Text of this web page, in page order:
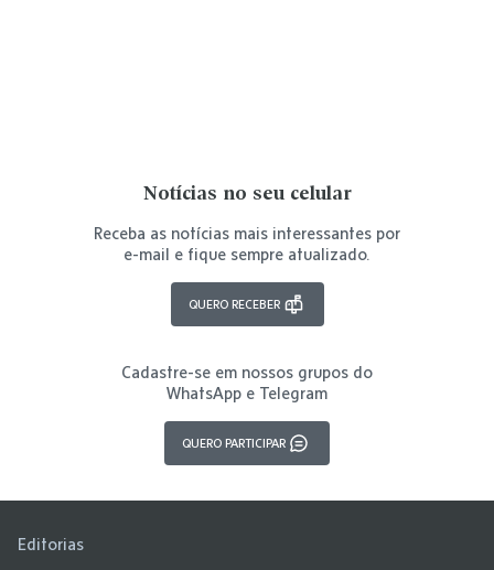
Notícias no seu celular
Receba as notícias mais interessantes por
e-mail e fique sempre atualizado.
QUERO RECEBER
Cadastre-se em nossos grupos do
WhatsApp e Telegram
QUERO PARTICIPAR
Editorias